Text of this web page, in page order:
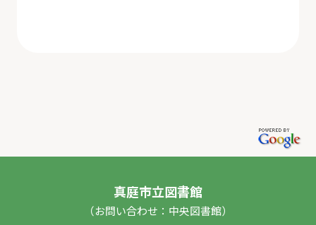
真庭市立図書館
（お問い合わせ：中央図書館）